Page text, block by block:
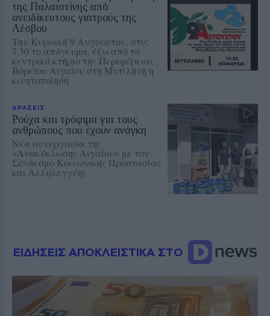
της Παλαιστίνης από
ανειδίκευτους γιατρούς της
Λέσβου
Την Κυριακή 9 Αυγούστου, στις
7.30 το απόγευμα, έξω από το
κεντρικό κτήριο της Περιφέρειας
Βορείου Αιγαίου στη Μυτιλήνη η
κινητοποίηση
ΔΡΑΣΕΙΣ
Ρούχα και τρόφιμα για τους
ανθρώπους που έχουν ανάγκη
Νέα συνεργασία της
«Ανακύκλωσης Αιγαίου» με τον
Σύνδεσμο Κοινωνικής Προστασίας
και Αλληλεγγύης
ΕΙΔΗΣΕΙΣ ΑΠΟΚΛΕΙΣΤΙΚΑ ΣΤΟ